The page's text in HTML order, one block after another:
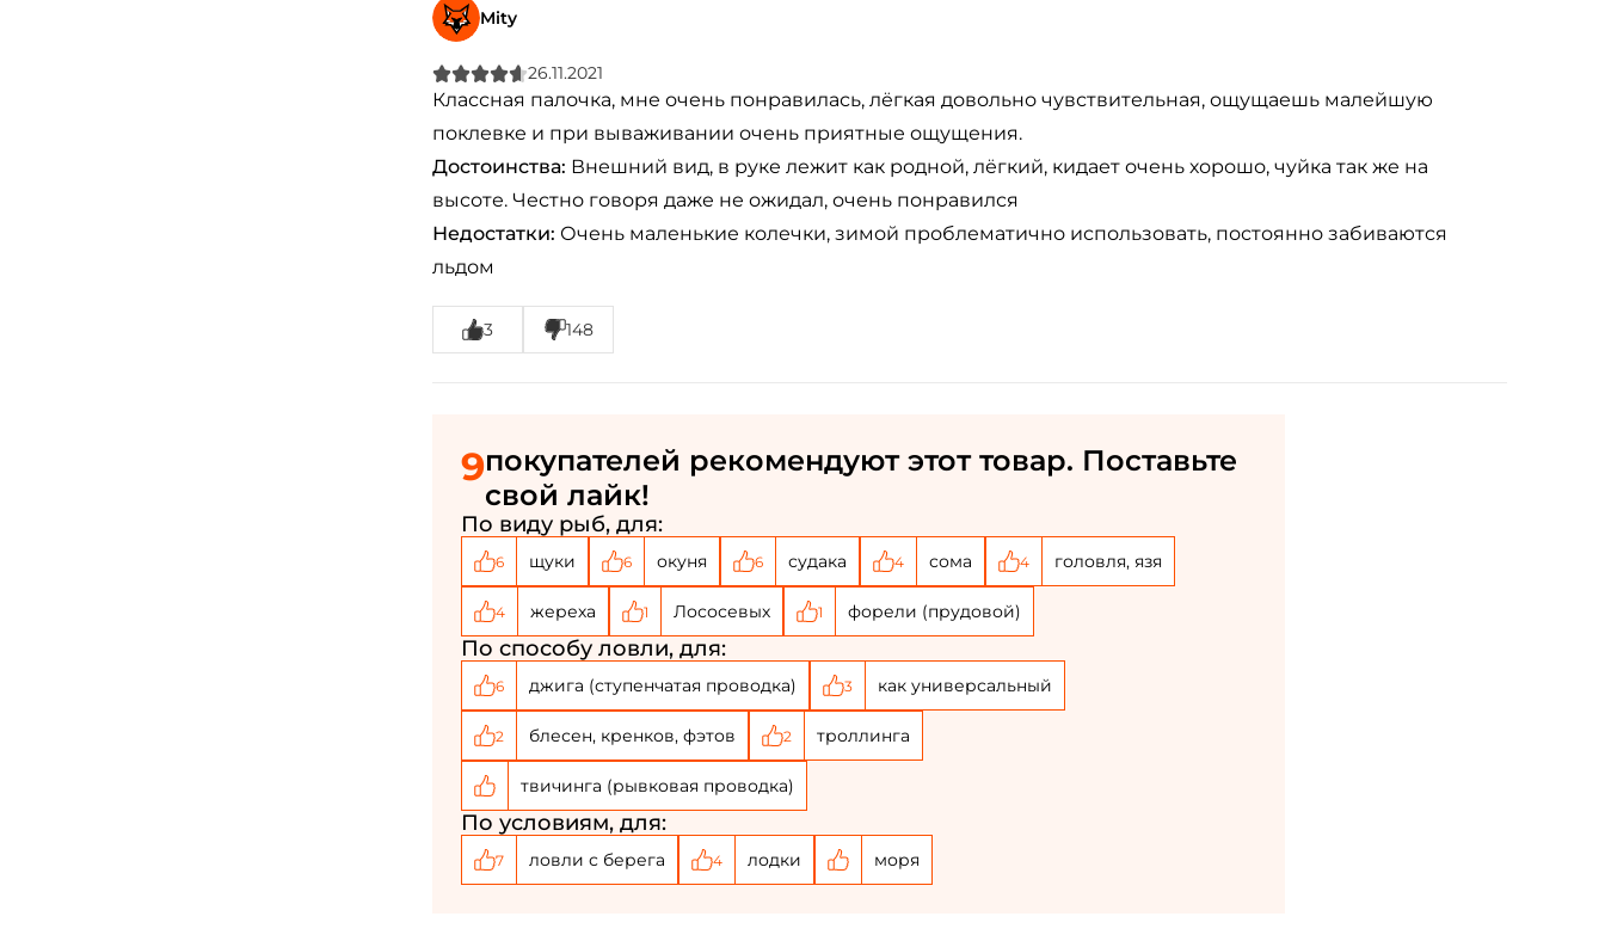
Mity
26.11.2021
Классная палочка, мне очень понравилась, лёгкая довольно чувствительная, ощущаешь малейшую
поклевке и при вываживании очень приятные ощущения.
Достоинства: Внешний вид, в руке лежит как родной, лёгкий, кидает очень хорошо, чуйка так же на
высоте. Честно говоря даже не ожидал, очень понравился
Недостатки: Очень маленькие колечки, зимой проблематично использовать, постоянно забиваются
льдом
3 148
9покупателей рекомендуют этот товар. Поставьте
свой лайк!
По виду рыб, для:
6 щуки 6 окуня 6 судака 4 сома 4 головля, язя
4 жереха 1 Лососевых 1 форели (прудовой)
По способу ловли, для:
6 джига (ступенчатая проводка) 3 как универсальный
2 блесен, кренков, фэтов 2 троллинга
твичинга (рывковая проводка)
По условиям, для:
7 ловли с берега 4 лодки моря